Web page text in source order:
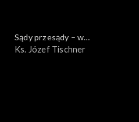
Sądy przesądy – w
powiększeniu
Ks. Józef Tischner